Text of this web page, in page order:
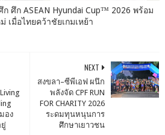
ศึก ASEAN Hyundai Cup™ 2026 พร้อม
เมื่อไทยคว้าชัยเกมเหย้า
NEXT
สงขลา–ซีพีเอฟ ผนึก
พลังจัด CPF RUN
FOR CHARITY 2026
ระดมทุนหนุนการ
ศึกษาเยาวชน
อง